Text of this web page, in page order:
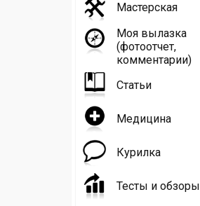
Мастерская
Моя вылазка
(фотоотчет,
комментарии)
Статьи
Медицина
Курилка
Тесты и обзоры